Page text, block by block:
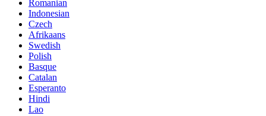
Romanian
Indonesian
Czech
Afrikaans
Swedish
Polish
Basque
Catalan
Esperanto
Hindi
Lao